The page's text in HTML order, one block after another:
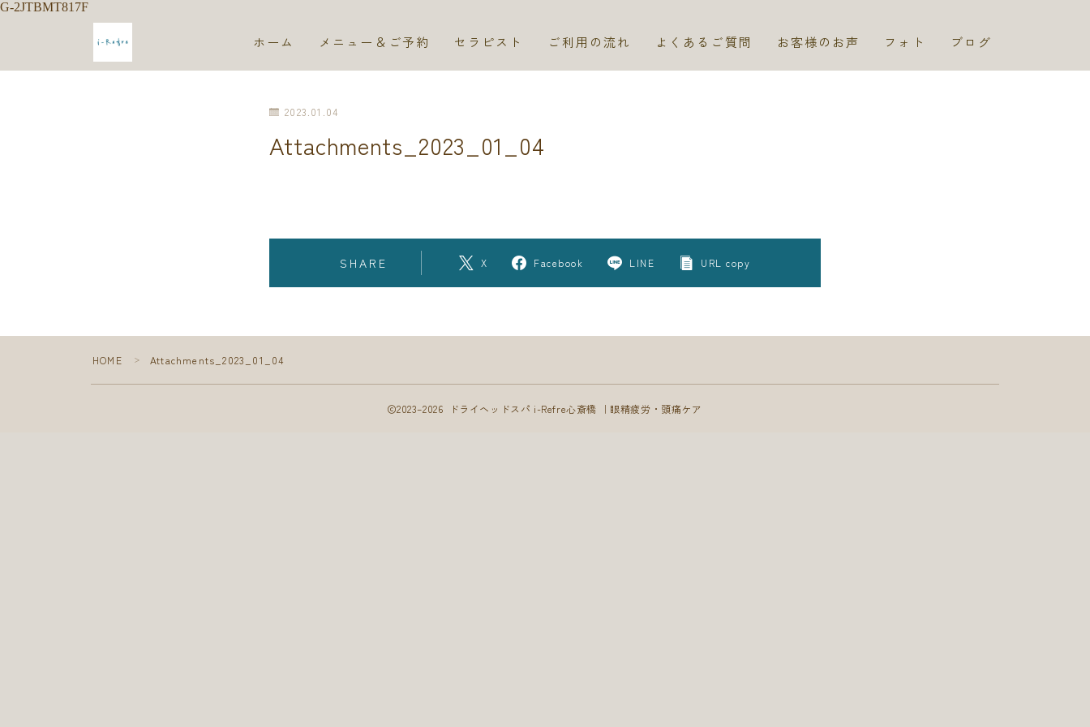
G-2JTBMT817F
ホーム メニュー＆ご予約 セラピスト ご利用の流れ よくあるご質問 お客様のお声 フォト ブログ
2023.01.04
Attachments_2023_01_04
SHARE X Facebook LINE URL copy
HOME ＞ Attachments_2023_01_04
2023–2026 ドライヘッドスパ i-Refre心斎橋 ｜眼精疲労・頭痛ケア